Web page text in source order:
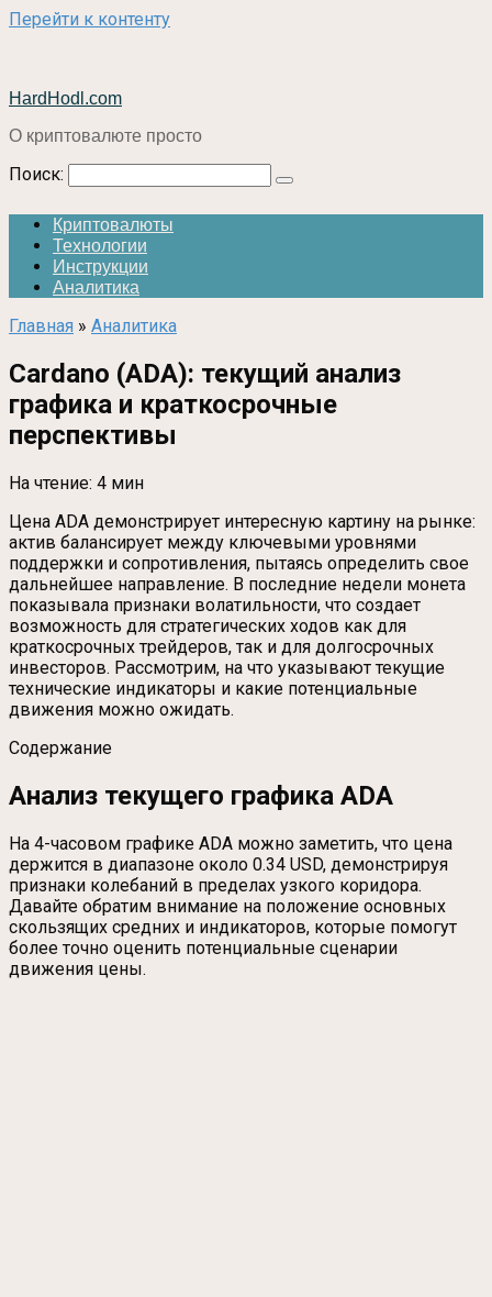
Перейти к контенту
HardHodl.com
О криптовалюте просто
Поиск:
Криптовалюты
Технологии
Инструкции
Аналитика
Главная » Аналитика
Cardano (ADA): текущий анализ
графика и краткосрочные
перспективы
На чтение: 4 мин
Цена ADA демонстрирует интересную картину на рынке:
актив балансирует между ключевыми уровнями
поддержки и сопротивления, пытаясь определить свое
дальнейшее направление. В последние недели монета
показывала признаки волатильности, что создает
возможность для стратегических ходов как для
краткосрочных трейдеров, так и для долгосрочных
инвесторов. Рассмотрим, на что указывают текущие
технические индикаторы и какие потенциальные
движения можно ожидать.
Содержание
Анализ текущего графика ADA
На 4-часовом графике ADA можно заметить, что цена
держится в диапазоне около 0.34 USD, демонстрируя
признаки колебаний в пределах узкого коридора.
Давайте обратим внимание на положение основных
скользящих средних и индикаторов, которые помогут
более точно оценить потенциальные сценарии
движения цены.